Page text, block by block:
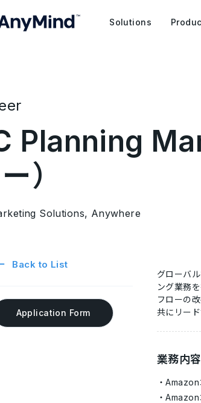
Solutions
Planning
）
Solutions, Anywhere
Back to List
Application Form
グローバ
ング業務
フローの
共にリー
業務内容
Amazon
Amazon